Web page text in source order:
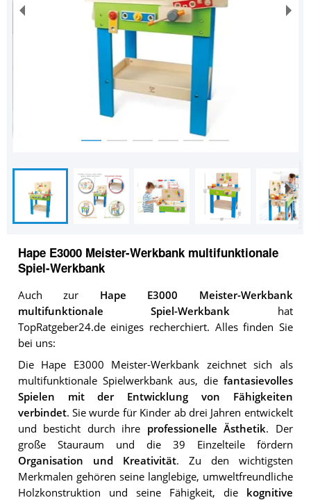
Hape E3000 Meister-Werkbank multifunktionale
Spiel-Werkbank
Auch zur Hape E3000 Meister-Werkbank
multifunktionale Spiel-Werkbank hat
TopRatgeber24.de einiges recherchiert. Alles finden Sie
bei uns:
Die Hape E3000 Meister-Werkbank zeichnet sich als
multifunktionale Spielwerkbank aus, die fantasievolles
Spielen mit der Entwicklung von Fähigkeiten
verbindet. Sie wurde für Kinder ab drei Jahren entwickelt
und besticht durch ihre professionelle Ästhetik. Der
große Stauraum und die 39 Einzelteile fördern
Organisation und Kreativität. Zu den wichtigsten
Merkmalen gehören seine langlebige, umweltfreundliche
Holzkonstruktion und seine Fähigkeit, die kognitive